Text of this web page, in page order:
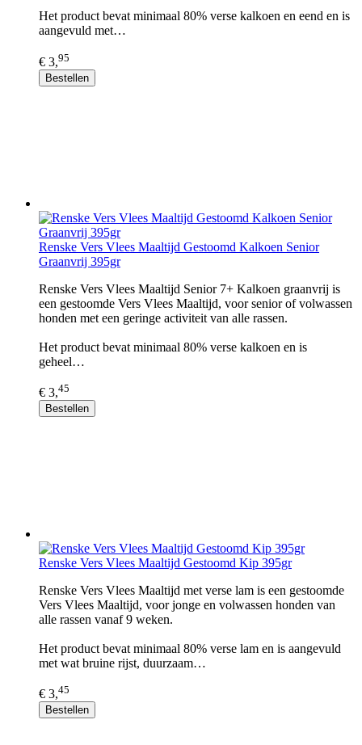
Het product bevat minimaal 80% verse kalkoen en eend en is
aangevuld met…
€ 3,95
Bestellen
Renske Vers Vlees Maaltijd Gestoomd Kalkoen Senior
Graanvrij 395gr
Renske Vers Vlees Maaltijd Senior 7+ Kalkoen graanvrij is
een gestoomde Vers Vlees Maaltijd, voor senior of volwassen
honden met een geringe activiteit van alle rassen.
Het product bevat minimaal 80% verse kalkoen en is
geheel…
€ 3,45
Bestellen
Renske Vers Vlees Maaltijd Gestoomd Kip 395gr
Renske Vers Vlees Maaltijd met verse lam is een gestoomde
Vers Vlees Maaltijd, voor jonge en volwassen honden van
alle rassen vanaf 9 weken.
Het product bevat minimaal 80% verse lam en is aangevuld
met wat bruine rijst, duurzaam…
€ 3,45
Bestellen